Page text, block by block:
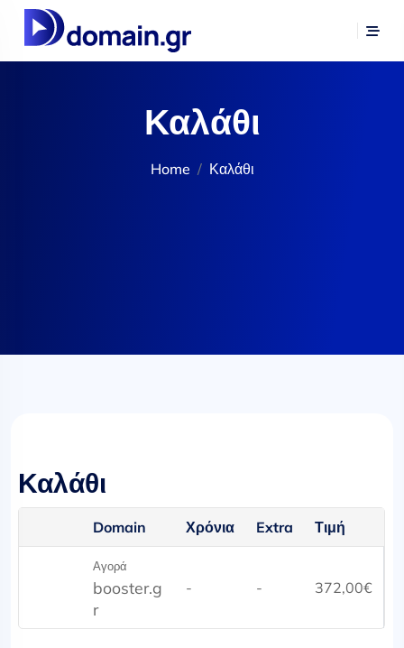
Καλάθι
Home Καλάθι
Καλάθι
Domain Χρόνια Extra Τιμή
Αγορά
booster.g
r
- - 372,00€